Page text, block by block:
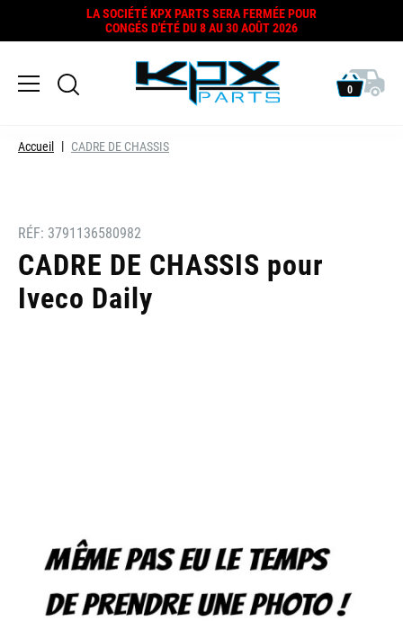
LA SOCIÉTÉ KPX PARTS SERA FERMÉE POUR
CONGÉS D'ÉTÉ DU 8 AU 30 AOÛT 2026
0
Accueil CADRE DE CHASSIS
RÉF: 3791136580982
CADRE DE CHASSIS pour
Iveco Daily